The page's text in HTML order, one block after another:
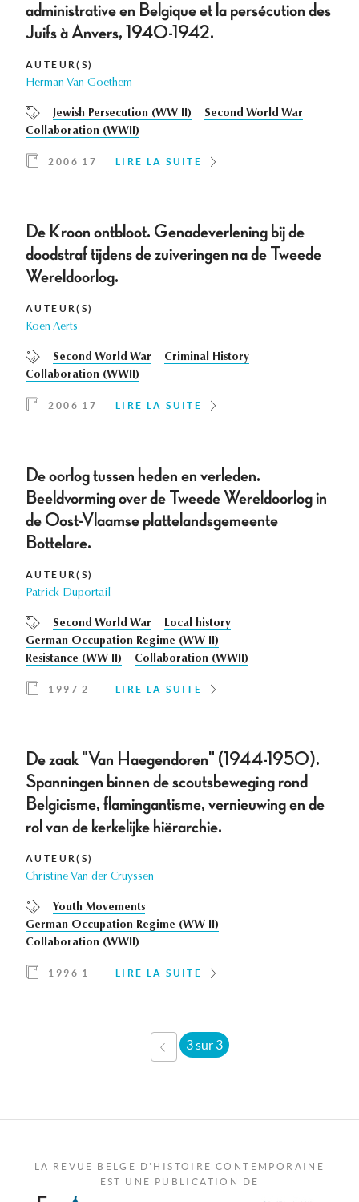
administrative en Belgique et la persécution des
Juifs à Anvers, 1940-1942.
AUTEUR(S)
Herman Van Goethem
Jewish Persecution (WW II)
Second World War
Collaboration (WWII)
2006 17 LIRE LA SUITE
De Kroon ontbloot. Genadeverlening bij de
doodstraf tijdens de zuiveringen na de Tweede
Wereldoorlog.
AUTEUR(S)
Koen Aerts
Second World War
Criminal History
Collaboration (WWII)
2006 17 LIRE LA SUITE
De oorlog tussen heden en verleden.
Beeldvorming over de Tweede Wereldoorlog in
de Oost-Vlaamse plattelandsgemeente
Bottelare.
AUTEUR(S)
Patrick Duportail
Second World War
Local history
German Occupation Regime (WW II)
Resistance (WW II)
Collaboration (WWII)
1997 2 LIRE LA SUITE
De zaak "Van Haegendoren" (1944-1950).
Spanningen binnen de scoutsbeweging rond
Belgicisme, flamingantisme, vernieuwing en de
rol van de kerkelijke hiërarchie.
AUTEUR(S)
Christine Van der Cruyssen
Youth Movements
German Occupation Regime (WW II)
Collaboration (WWII)
1996 1 LIRE LA SUITE
‹ PRÉCÉDENT
3 sur 3
LA REVUE BELGE D'HISTOIRE CONTEMPORAINE
EST UNE PUBLICATION DE